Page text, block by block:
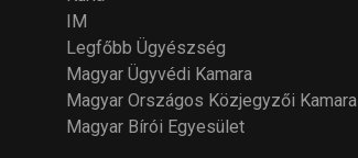
IM
Legfőbb Ügyészség
Magyar Ügyvédi Kamara
Magyar Országos Közjegyzői Kamara
Magyar Bírói Egyesület